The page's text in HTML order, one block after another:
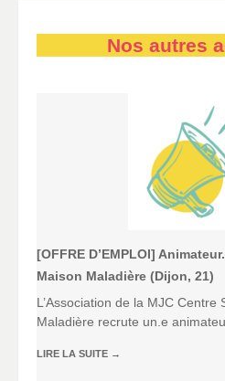
Nos autres
[OFFRE D’EMPLOI]
Maison Maladière (Dijon, 21)
L’Association de la MJC Centre
Maladière recrute un.e
LIRE LA SUITE →